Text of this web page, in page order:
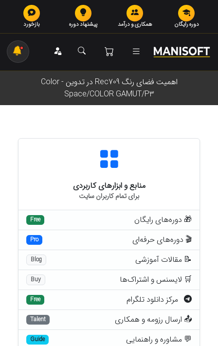
دوره رایگان همکاری و درآمد پیشنهاد دوره بازخورد
اهمیت فضای رنگ Rec709 در تدوین - Color
Space/COLOR GAMUT/P3
منابع و ابزارهای کاربردی
برای تمام کاربران سایت
🎁 دوره‌های رایگان Free
🎬 دوره‌های حرفه‌ای Pro
📝 مقالات آموزشی Blog
🛒 لایسنس و اشتراک‌ها Buy
مرکز دانلود تلگرام Free
📤 ارسال رزومه و همکاری Talent
💬 مشاوره و راهنمایی Guide